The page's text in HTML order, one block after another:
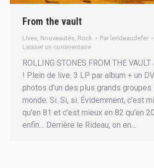
From the vault
Lives, Nouveautés, Rock Par lerideaudefer
Laisser un commentaire
ROLLING STONES FROM THE
! Plein de live. 3 LP par album + un
photos d’un des plus grands groupes
monde. Si. Si, si. Évidemment, c’est
qu’en 81 et c’est mieux en 82 qu’en
enfin… Derrière le Rideau, on en…